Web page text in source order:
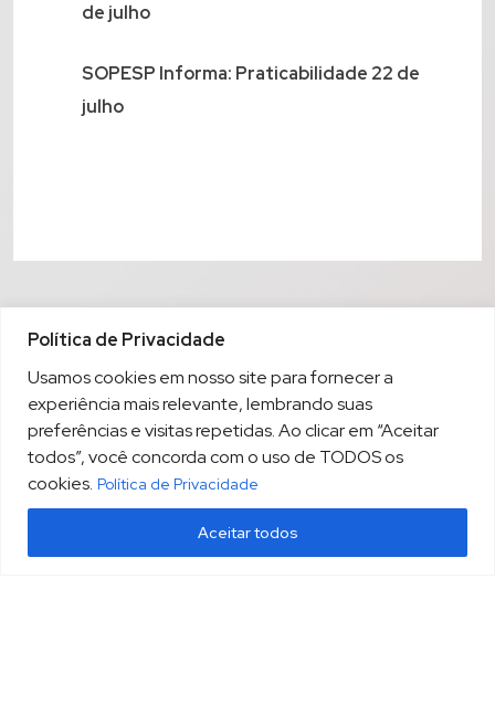
Política de Privacidade
Usamos cookies em nosso site para fornecer a
experiência mais relevante, lembrando suas
preferências e visitas repetidas. Ao clicar em “Aceitar
todos”, você concorda com o uso de TODOS os
cookies. Política de Privacidade
Aceitar todos
de julho
SOPESP Informa: Praticabilidade 22 de
julho